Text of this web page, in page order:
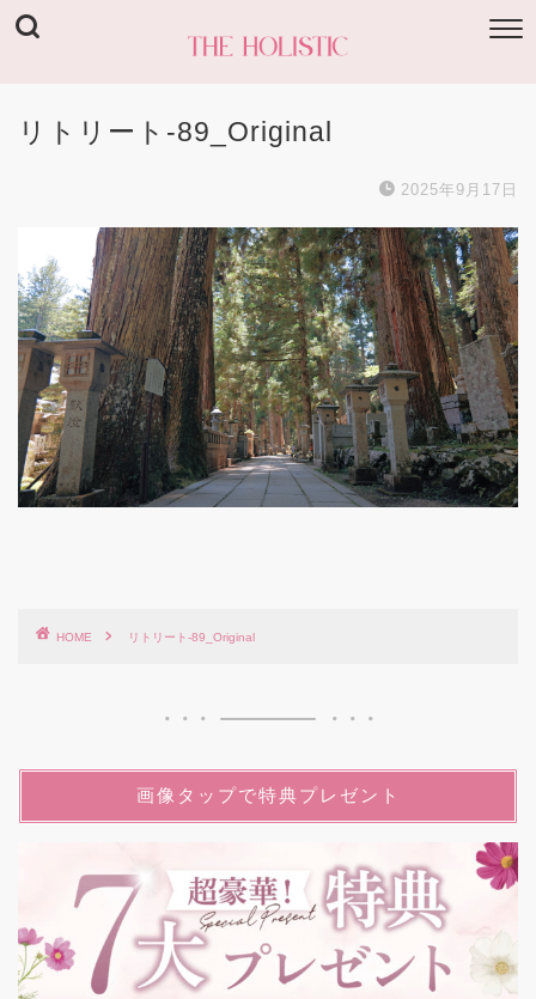
リトリート-89_Original
2025年9月17日
HOME リトリート-89_Original
画像タップで特典プレゼント